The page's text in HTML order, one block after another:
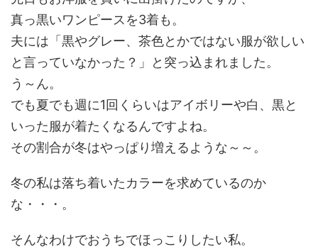
真っ黒いワンピースを3着も。
夫には「黒やグレー、茶色とかではない服が欲しい
と言っていなかった？」と突っ込まれました。
う～ん。
でも夏でも週に1回くらいはアイボリーや白、黒と
いった服が着たくなるんですよね。
その割合が冬はやっぱり増えるような～～。
冬の私は落ち着いたカラーを求めているのか
な・・・。
そんなわけでおうちでほっこりしたい私。